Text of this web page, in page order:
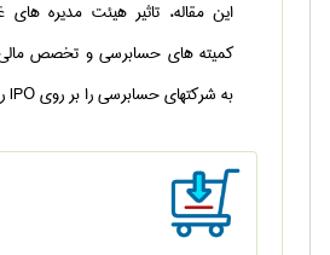
این مقاله، تاثیر هیئت مدیره های
کمیته های حسابرسی و تخصص
به شرکتهای حسابرسی را بر روی IPO را بررسی می کند.